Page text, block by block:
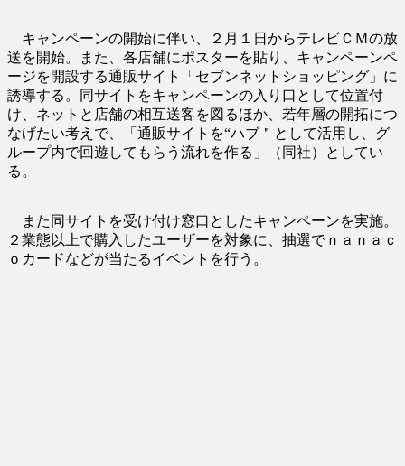
キャンペーンの開始に伴い、２月１日からテレビＣＭの放
送を開始。また、各店舗にポスターを貼り、キャンペーンペ
ージを開設する通販サイト「セブンネットショッピング」に
誘導する。同サイトをキャンペーンの入り口として位置付
け、ネットと店舗の相互送客を図るほか、若年層の開拓につ
なげたい考えで、「通販サイトを“ハブ＂として活用し、グ
ループ内で回遊してもらう流れを作る」（同社）としてい
る。
また同サイトを受け付け窓口としたキャンペーンを実施。
２業態以上で購入したユーザーを対象に、抽選でｎａｎａｃ
ｏカードなどが当たるイベントを行う。